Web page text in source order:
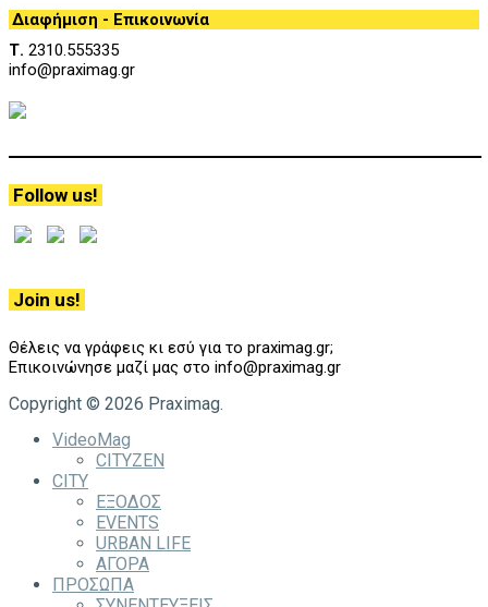
Διαφήμιση - Επικοινωνία
Τ. 2310.555335
info@praximag.gr
Follow us!
Join us!
Θέλεις να γράφεις κι εσύ για το praximag.gr;
Επικοινώνησε μαζί μας στο info@praximag.gr
Copyright © 2026 Praximag.
VideoMag
CITYZEN
CITY
ΕΞΟΔΟΣ
EVENTS
URBAN LIFE
ΑΓΟΡΑ
ΠΡΟΣΩΠΑ